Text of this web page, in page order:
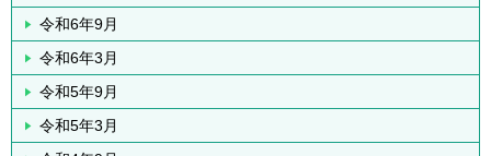
令和6年9月
令和6年3月
令和5年9月
令和5年3月